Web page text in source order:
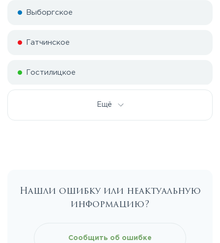
Выборгское
Гатчинское
Гостилицкое
Ленинградское
Ещё
Нашли ошибку или неактуальную
информацию?
Сообщить об ошибке